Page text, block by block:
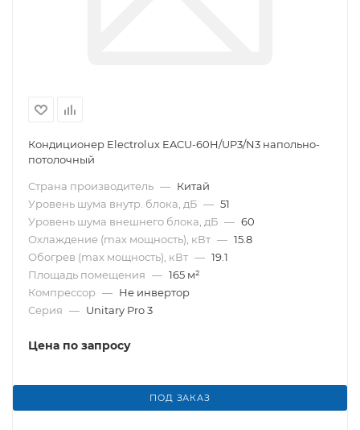
Кондиционер Electrolux EACU-60H/UP3/N3 напольно-
потолочный
Страна производитель — Китай
Уровень шума внутр. блока, дБ — 51
Уровень шума внешнего блока, дБ — 60
Охлаждение (max мощность), кВт — 15.8
Обогрев (max мощность), кВт — 19.1
Площадь помещения — 165 м²
Компрессор — Не инвертор
Серия — Unitary Pro 3
Цена по запросу
ПОД ЗАКАЗ